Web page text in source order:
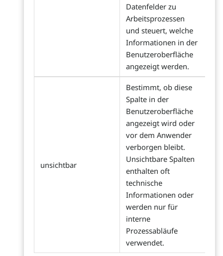
Datenfelder zu
Arbeitsprozessen
und steuert, welche
Informationen in der
Benutzeroberfläche
angezeigt werden.
unsichtbar
Bestimmt, ob diese
Spalte in der
Benutzeroberfläche
angezeigt wird oder
vor dem Anwender
verborgen bleibt.
Unsichtbare Spalten
enthalten oft
technische
Informationen oder
werden nur für
interne
Prozessabläufe
verwendet.